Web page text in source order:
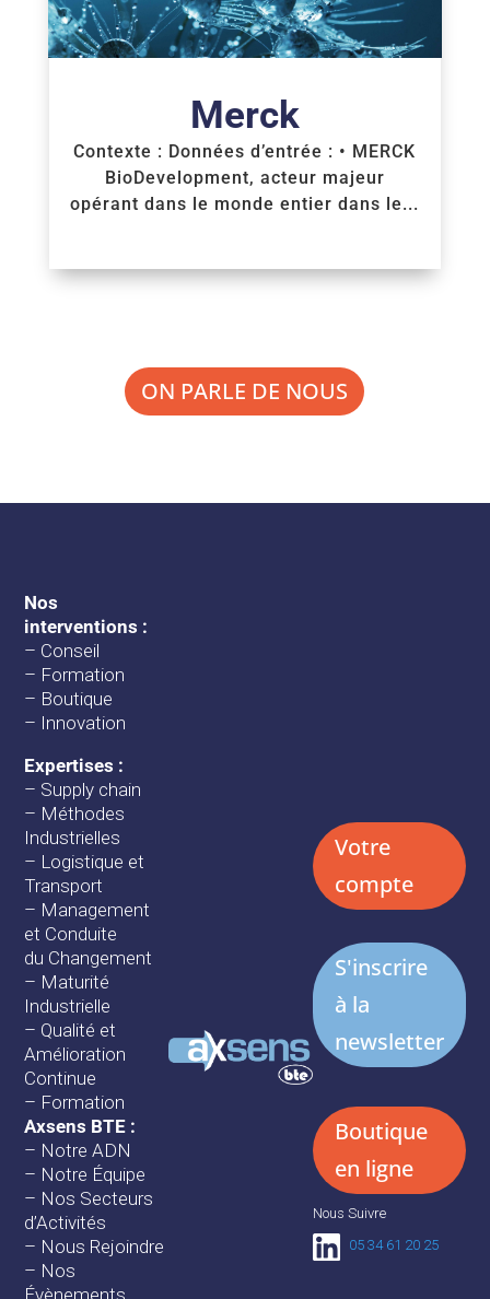
Merck
Contexte : Données d’entrée : • MERCK
BioDevelopment, acteur majeur
opérant dans le monde entier dans le...
ON PARLE DE NOUS
Nos
interventions :
– Conseil
– Formation
– Boutique
– Innovation
Expertises :
– Supply chain
– Méthodes
Industrielles
– Logistique et
Transport
– Management
et Conduite
du Changement
– Maturité
Industrielle
– Qualité et
Amélioration
Continue
– Formation
Axsens BTE :
– Notre ADN
– Notre Équipe
– Nos Secteurs
d’Activités
– Nous Rejoindre
– Nos
Évènements
Votre
compte
S'inscrire
à la
newsletter
Boutique
en ligne
Nous Suivre
05 34 61 20 25